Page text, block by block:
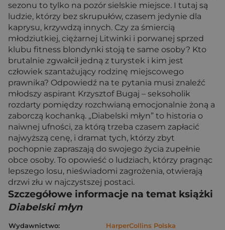
sezonu to tylko na pozór sielskie miejsce. I tutaj są
ludzie, którzy bez skrupułów, czasem jedynie dla
kaprysu, krzywdzą innych. Czy za śmiercią
młodziutkiej, ciężarnej Litwinki i porwanej sprzed
klubu fitness blondynki stoją te same osoby? Kto
brutalnie zgwałcił jedną z turystek i kim jest
człowiek szantażujący rodzinę miejscowego
prawnika? Odpowiedź na te pytania musi znaleźć
młodszy aspirant Krzysztof Bugaj – seksoholik
rozdarty pomiędzy rozchwianą emocjonalnie żoną a
zaborczą kochanką. „Diabelski młyn” to historia o
naiwnej ufności, za którą trzeba czasem zapłacić
najwyższą cenę, i dramat tych, którzy zbyt
pochopnie zapraszają do swojego życia zupełnie
obce osoby. To opowieść o ludziach, którzy pragnąc
lepszego losu, nieświadomi zagrożenia, otwierają
drzwi złu w najczystszej postaci.
Szczegółowe informacje na temat książki
Diabelski młyn
Wydawnictwo:
HarperCollins Polska